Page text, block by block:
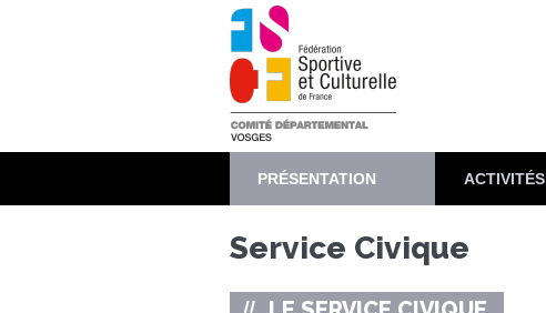
PRÉSENTATION ACTIVITÉS
Service Civique